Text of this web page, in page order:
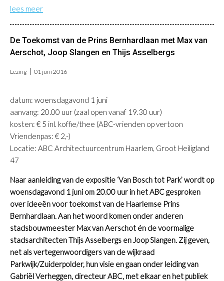
lees meer
De Toekomst van de Prins Bernhardlaan met Max van
Aerschot, Joop Slangen en Thijs Asselbergs
Lezing 01 juni 2016
datum: woensdagavond 1 juni
aanvang: 20.00 uur (zaal open vanaf 19.30 uur)
kosten: € 5 inl. koffie/thee (ABC-vrienden op vertoon
Vriendenpas: € 2,-)
Locatie: ABC Architectuurcentrum Haarlem, Groot Heiligland
47
Naar aanleiding van de expositie ‘Van Bosch tot Park’ wordt op
woensdagavond 1 juni om 20.00 uur in het ABC gesproken
over ideeën voor toekomst van de Haarlemse Prins
Bernhardlaan. Aan het woord komen onder anderen
stadsbouwmeester Max van Aerschot én de voormalige
stadsarchitecten Thijs Asselbergs en Joop Slangen. Zij geven,
net als vertegenwoordigers van de wijkraad
Parkwijk/Zuiderpolder, hun visie en gaan onder leiding van
Gabriël Verheggen, directeur ABC, met elkaar en het publiek